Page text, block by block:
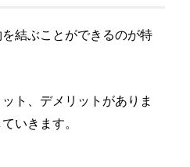
結ぶことができるのが特
ト、デメリットがありま
いきます。